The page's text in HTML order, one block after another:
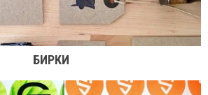
БИРКИ